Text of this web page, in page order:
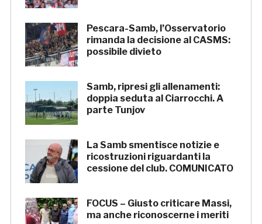
Pescara-Samb, l’Osservatorio
rimanda la decisione al CASMS:
possibile divieto
Samb, ripresi gli allenamenti:
doppia seduta al Ciarrocchi. A
parte Tunjov
La Samb smentisce notizie e
ricostruzioni riguardanti la
cessione del club. COMUNICATO
FOCUS – Giusto criticare Massi,
ma anche riconoscerne i meriti